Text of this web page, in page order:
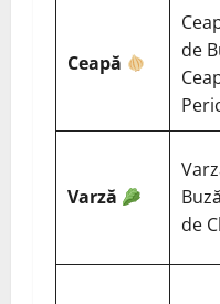
Ceapă
de
Varză
de